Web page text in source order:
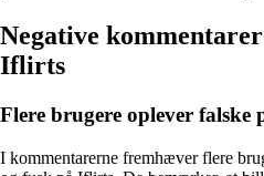
Negative
Iflirts
Flere brugere oplever falske
I kommentarerne fremhæver flere